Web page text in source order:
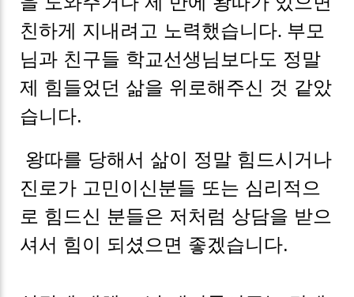
친하게 지내려고 노력했습니다. 부모
님과 친구들 학교선생님보다도 정말
제 힘들었던 삶을 위로해주신 것 같았
습니다.
왕따를 당해서 삶이 정말 힘드시거나
진로가 고민이신분들 또는 심리적으
로 힘드신 분들은 저처럼 상담을 받으
셔서 힘이 되셨으면 좋겠습니다.